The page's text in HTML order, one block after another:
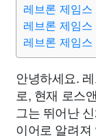
레브론 제임스
레브론 제임
레브론 제임
안녕하세요.
로, 현재 로스
그는 뛰어난
이어로 알려